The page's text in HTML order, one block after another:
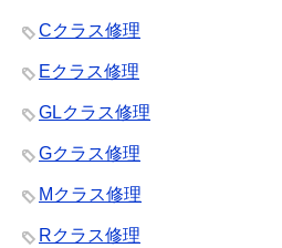
Cクラス修理
Eクラス修理
GLクラス修理
Gクラス修理
Mクラス修理
Rクラス修理